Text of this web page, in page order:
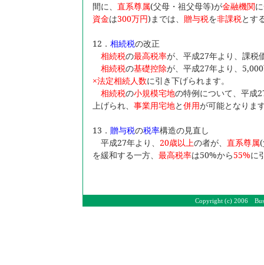
間に、 直系尊属(父母・祖父母等)が金融機関
資金は300万円)までは、 贈与税を非課税とす
12 ． 相続税の改正
相続税の最高税率が、平成27年より、課税
相続税の基礎控除が、平成27年より、
×法定相続人数に引き下げられます。
相続税の小規模宅地の特例について、平成
上げられ、 事業用宅地と併用が可能となりま
13 ． 贈与税の税率構造の見直し
平成27年より、 20歳以上の者が、 直系尊属
を緩和する一方、 最高税率は50%から55%に
Copyright (c) 2006